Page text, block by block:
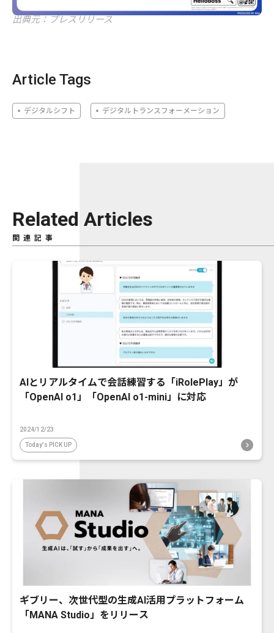
出典元：プレスリリース
Article Tags
デジタルシフト デジタルトランスフォーメーション
Related Articles
関連記事
AIとリアルタイムで会話練習する「iRolePlay」が
「OpenAI o1」「OpenAI o1-mini」に対応
2024/12/23
Today's PICK UP
ギブリー、次世代型の生成AI活用プラットフォーム
「MANA Studio」をリリース